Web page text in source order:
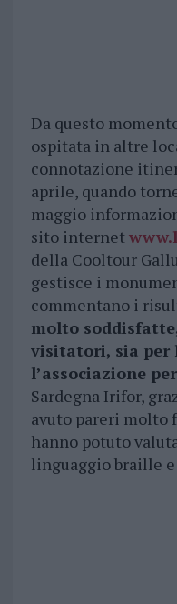
Da questo
ospitata in altre
connotazione
aprile, quando
maggio
sito internet
della Cooltour
gestisce i
commentano i
molto
visitatori, sia per
l’associazione
Sardegna Irifor,
avuto pareri molto
hanno potuto
linguaggio braille